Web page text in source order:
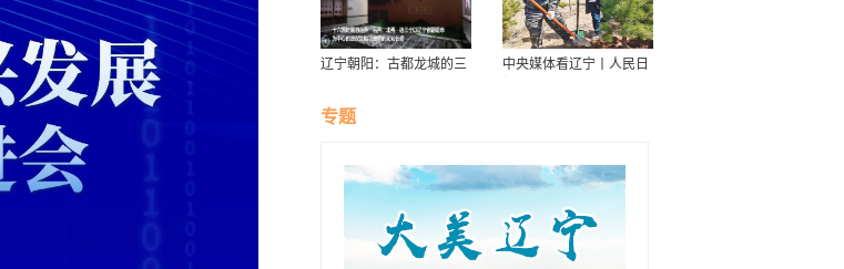
辽宁朝阳：古都龙城的三
中央媒体看辽宁丨人民日
专题